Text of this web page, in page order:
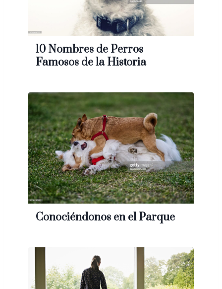
10 Nombres de Perros
Famosos de la Historia
Conociéndonos en el Parque